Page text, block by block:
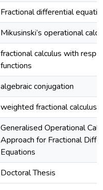
Fractional differential
Mikusinski’s operational
fractional calculus with
functions
algebraic conjugation
weighted fractional calculus
Generalised Operational
Approach for Fractional
Equations
Doctoral Thesis